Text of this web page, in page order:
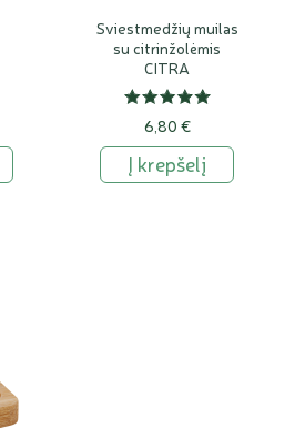
Sviestmedžių muilas
su citrinžolėmis
CITRA
6,80 €
Į krepšelį